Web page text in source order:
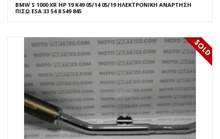
BMW S 1000 XR HP 19 K49 05/14 05/19 ΗΛΕΚΤΡΟΝΙΚΗ ΑΝΑΡΤΗΣΗ
ΠΙΣΩ ESA 33 54 8 549 845